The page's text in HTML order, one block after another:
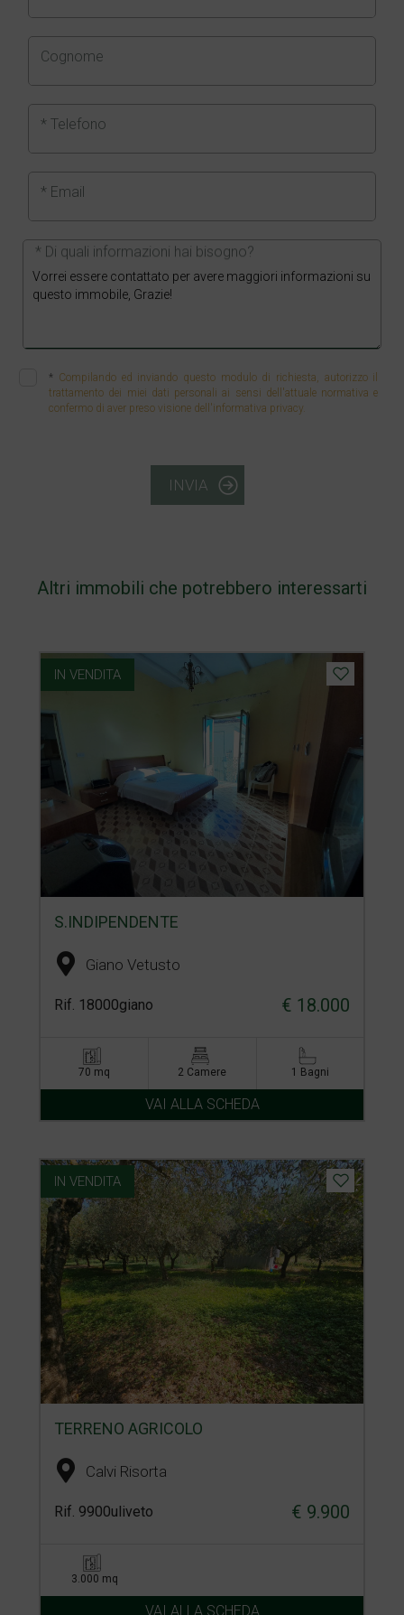
Cognome
* Telefono
* Email
* Di quali informazioni hai bisogno?
* Compilando ed inviando questo modulo di richiesta, autorizzo il
trattamento dei miei dati personali ai sensi dell'attuale normativa e
confermo di aver preso visione dell'informativa privacy.
INVIA
Altri immobili che potrebbero interessarti
IN VENDITA
S.INDIPENDENTE
Giano Vetusto
Rif. 18000giano € 18.000
70 mq 2 Camere 1 Bagni
VAI ALLA SCHEDA
IN VENDITA
TERRENO AGRICOLO
Calvi Risorta
Rif. 9900uliveto € 9.900
3.000 mq
VAI ALLA SCHEDA